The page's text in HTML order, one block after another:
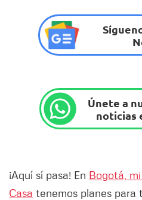
Únete a
noticias
¡Aquí sí pasa! En Bogotá,
Casa tenemos planes para